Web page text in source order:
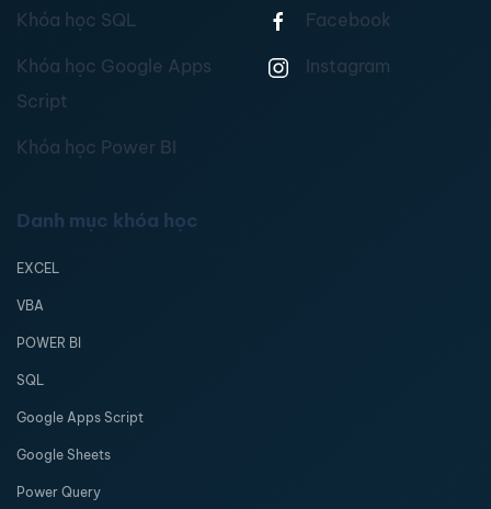
Khóa học SQL
Khóa học Google Apps
Script
Khóa học Power BI
Facebook
Instagram
Danh mục khóa học
EXCEL
VBA
POWER BI
SQL
Google Apps Script
Google Sheets
Power Query